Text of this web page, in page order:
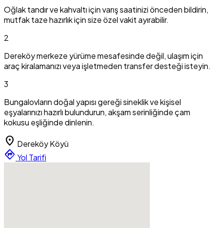
Oğlak tandır ve kahvaltı için varış saatinizi önceden bildirin,
mutfak taze hazırlık için size özel vakit ayırabilir.
2
Dereköy merkeze yürüme mesafesinde değil, ulaşım için
araç kiralamanızı veya işletmeden transfer desteği isteyin.
3
Bungalovların doğal yapısı gereği sineklik ve kişisel
eşyalarınızı hazırlı bulundurun, akşam serinliğinde çam
kokusu eşliğinde dinlenin.
location_on Dereköy Köyü
directions Yol Tarifi